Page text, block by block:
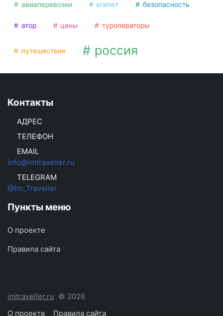
авиаперевозки египет безопасность
атор цены туроператоры
путешествия россия
Контакты
АДРЕС
ТЕЛЕФОН
EMAIL
info@imtraveller.ru
TELEGRAM
@Im_Traveller
Пункты меню
О проекте
Правила сайта
imtraveller.ru © 2026
О проекте
Правила сайта